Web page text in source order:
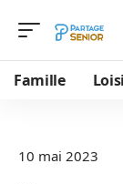
Famille
10 mai 2023